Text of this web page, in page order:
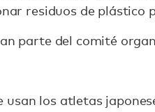
residuos de plástico
parte del comité
los atletas